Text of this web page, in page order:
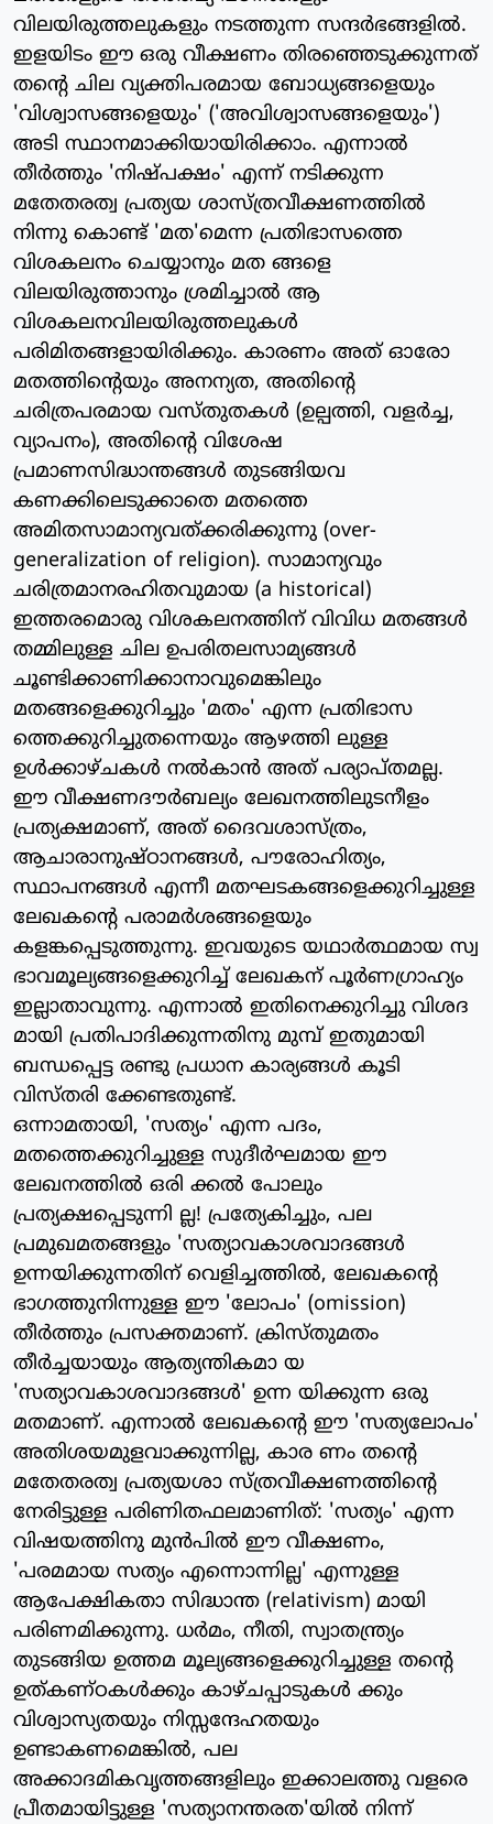
വിലയിരുത്തലുകളും നടത്തുന്ന സന്ദര്‍ഭങ്ങളില്‍.
ഇളയിടം ഈ ഒരു വീക്ഷണം തിരഞ്ഞെടുക്കുന്നത്
തന്റെ ചില വ്യക്തിപരമായ ബോധ്യങ്ങളെയും
'വിശ്വാസങ്ങളെയും' ('അവിശ്വാസങ്ങളെയും')
അടി സ്ഥാനമാക്കിയായിരിക്കാം. എന്നാല്‍
തീര്‍ത്തും 'നിഷ്പക്ഷം' എന്ന് നടിക്കുന്ന
മതേതരത്വ പ്രത്യയ ശാസ്ത്രവീക്ഷണത്തില്‍
നിന്നു കൊണ്ട് 'മത'മെന്ന പ്രതിഭാസത്തെ
വിശകലനം ചെയ്യാനും മത ങ്ങളെ
വിലയിരുത്താനും ശ്രമിച്ചാല്‍ ആ
വിശകലനവിലയിരുത്തലുകള്‍
പരിമിതങ്ങളായിരിക്കും. കാരണം അത് ഓരോ
മതത്തിന്റെയും അനന്യത, അതിന്റെ
ചരിത്രപരമായ വസ്തുതകള്‍ (ഉല്പത്തി, വളര്‍ച്ച,
വ്യാപനം), അതിന്റെ വിശേഷ
പ്രമാണസിദ്ധാന്തങ്ങള്‍ തുടങ്ങിയവ
കണക്കിലെടുക്കാതെ മതത്തെ
അമിതസാമാന്യവത്ക്കരിക്കുന്നു (over-
generalization of religion). സാമാന്യവും
ചരിത്രമാനരഹിതവുമായ (a historical)
ഇത്തരമൊരു വിശകലനത്തിന് വിവിധ മതങ്ങള്‍
തമ്മിലുള്ള ചില ഉപരിതലസാമ്യങ്ങള്‍
ചൂണ്ടിക്കാണിക്കാനാവുമെങ്കിലും
മതങ്ങളെക്കുറിച്ചും 'മതം' എന്ന പ്രതിഭാസ
ത്തെക്കുറിച്ചുതന്നെയും ആഴത്തി ലുള്ള
ഉള്‍ക്കാഴ്ചകള്‍ നല്‍കാന്‍ അത് പര്യാപ്തമല്ല.
ഈ വീക്ഷണദൗര്‍ബല്യം ലേഖനത്തിലുടനീളം
പ്രത്യക്ഷമാണ്, അത് ദൈവശാസ്ത്രം,
ആചാരാനുഷ്ഠാനങ്ങള്‍, പൗരോഹിത്യം,
സ്ഥാപനങ്ങള്‍ എന്നീ മതഘടകങ്ങളെക്കുറിച്ചുള്ള
ലേഖകന്റെ പരാമര്‍ശങ്ങളെയും
കളങ്കപ്പെടുത്തുന്നു. ഇവയുടെ യഥാര്‍ത്ഥമായ സ്വ
ഭാവമൂല്യങ്ങളെക്കുറിച്ച് ലേഖകന് പൂര്‍ണഗ്രാഹ്യം
ഇല്ലാതാവുന്നു. എന്നാല്‍ ഇതിനെക്കുറിച്ചു വിശദ
മായി പ്രതിപാദിക്കുന്നതിനു മുമ്പ് ഇതുമായി
ബന്ധപ്പെട്ട രണ്ടു പ്രധാന കാര്യങ്ങള്‍ കൂടി
വിസ്തരി ക്കേണ്ടതുണ്ട്.
ഒന്നാമതായി, 'സത്യം' എന്ന പദം,
മതത്തെക്കുറിച്ചുള്ള സുദീര്‍ഘമായ ഈ
ലേഖനത്തില്‍ ഒരി ക്കല്‍ പോലും
പ്രത്യക്ഷപ്പെടുന്നി ല്ല! പ്രത്യേകിച്ചും, പല
പ്രമുഖമതങ്ങളും 'സത്യാവകാശവാദങ്ങള്‍
ഉന്നയിക്കുന്നതിന് വെളിച്ചത്തില്‍, ലേഖകന്റെ
ഭാഗത്തുനിന്നുള്ള ഈ 'ലോപം' (omission)
തീര്‍ത്തും പ്രസക്തമാണ്. ക്രിസ്തുമതം
തീര്‍ച്ചയായും ആത്യന്തികമാ യ
'സത്യാവകാശവാദങ്ങള്‍' ഉന്ന യിക്കുന്ന ഒരു
മതമാണ്. എന്നാല്‍ ലേഖകന്റെ ഈ 'സത്യലോപം'
അതിശയമുളവാക്കുന്നില്ല, കാര ണം തന്റെ
മതേതരത്വ പ്രത്യയശാ സ്ത്രവീക്ഷണത്തിന്റെ
നേരിട്ടുള്ള പരിണിതഫലമാണിത്: 'സത്യം' എന്ന
വിഷയത്തിനു മുന്‍പില്‍ ഈ വീക്ഷണം,
'പരമമായ സത്യം എന്നൊന്നില്ല' എന്നുള്ള
ആപേക്ഷികതാ സിദ്ധാന്ത (relativism) മായി
പരിണമിക്കുന്നു. ധര്‍മം, നീതി, സ്വാതന്ത്ര്യം
തുടങ്ങിയ ഉത്തമ മൂല്യങ്ങളെക്കുറിച്ചുള്ള തന്റെ
ഉത്കണ്ഠകള്‍ക്കും കാഴ്ചപ്പാടുകള്‍ ക്കും
വിശ്വാസ്യതയും നിസ്സന്ദേഹതയും
ഉണ്ടാകണമെങ്കില്‍, പല
അക്കാദമികവൃത്തങ്ങളിലും ഇക്കാലത്തു വളരെ
പ്രീതമായിട്ടുള്ള 'സത്യാനന്തരത'യില്‍ നിന്ന്